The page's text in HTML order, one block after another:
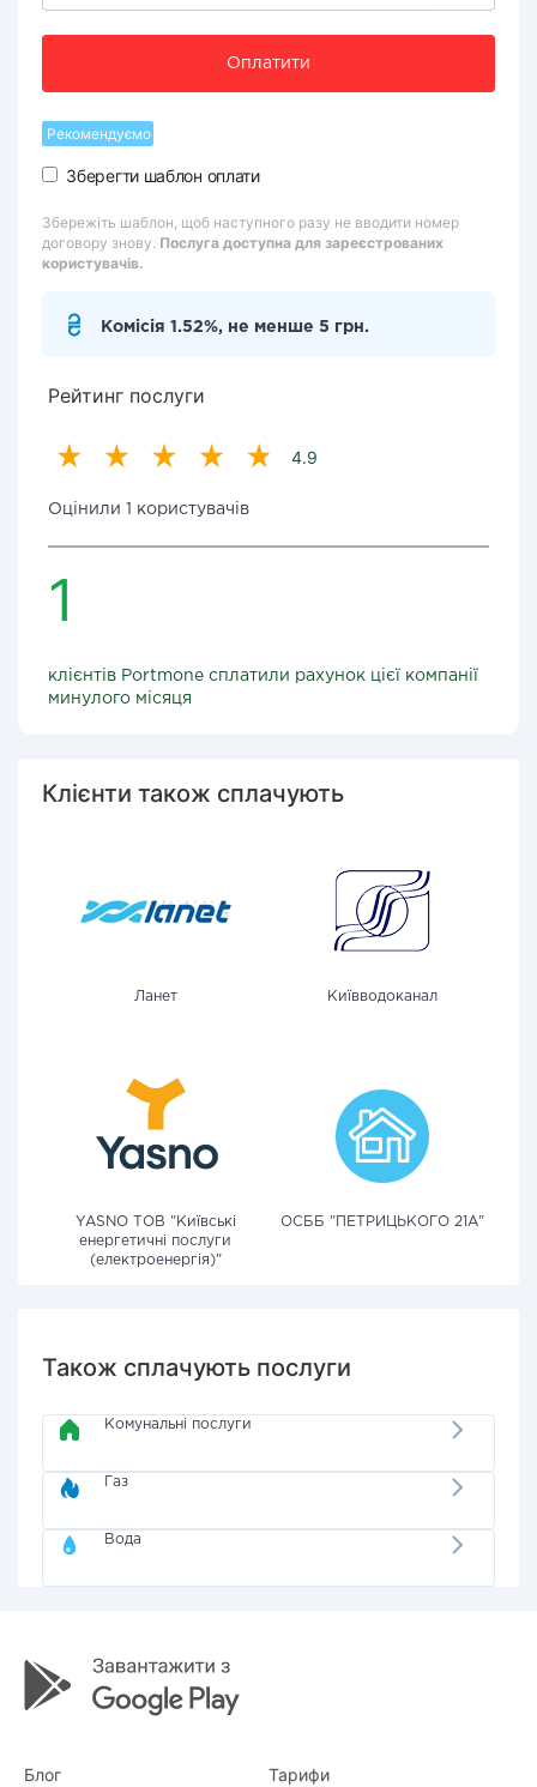
Оплатити
Рекомендуємо
Зберегти шаблон оплати
Збережіть шаблон, щоб наступного разу не вводити номер
договору знову. Послуга доступна для зареєстрованих
користувачів.
Комісія 1.52%, не менше 5 грн.
Рейтинг послуги
4.9
Оцінили 1 користувачів
1
клієнтів Portmone сплатили рахунок цієї компанії
минулого місяця
Клієнти також сплачують
Ланет Київводоканал
YASNO ТОВ "Київські
енергетичні послуги
(електроенергія)"
ОСББ "ПЕТРИЦЬКОГО 21А"
Також сплачують послуги
Комунальні послуги
Газ
Вода
Блог Тарифи